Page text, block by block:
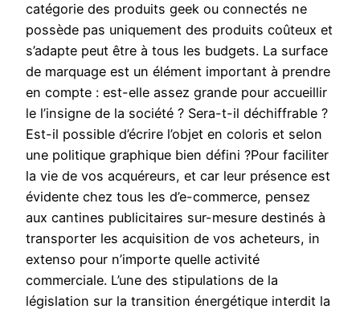
catégorie des produits geek ou connectés ne
possède pas uniquement des produits coûteux et
s’adapte peut être à tous les budgets. La surface
de marquage est un élément important à prendre
en compte : est-elle assez grande pour accueillir
le l’insigne de la société ? Sera-t-il déchiffrable ?
Est-il possible d’écrire l’objet en coloris et selon
une politique graphique bien défini ?Pour faciliter
la vie de vos acquéreurs, et car leur présence est
évidente chez tous les d’e-commerce, pensez
aux cantines publicitaires sur-mesure destinés à
transporter les acquisition de vos acheteurs, in
extenso pour n’importe quelle activité
commerciale. L’une des stipulations de la
législation sur la transition énergétique interdit la